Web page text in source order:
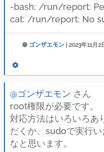
-bash: /run/report:
cat: /run/report: No
ゴンザエモン 2023年11月2
@ゴンザエモン さん
root権限が必要です。
対応方法はいろいろあ
だくか、sudoで実行
なと思います。